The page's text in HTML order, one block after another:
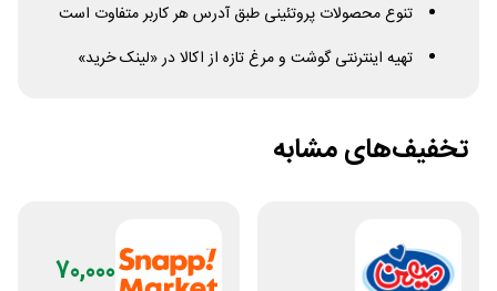
تنوع محصولات پروتئینی طبق آدرس هر کاربر متفاوت است
تهیه اینترنتی گوشت و مرغ تازه از اکالا در «لینک خرید»
تخفیف‌های مشابه
70,000